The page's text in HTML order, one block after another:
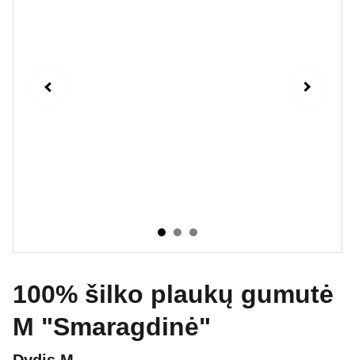
100% šilko plaukų gumutė
M "Smaragdinė"